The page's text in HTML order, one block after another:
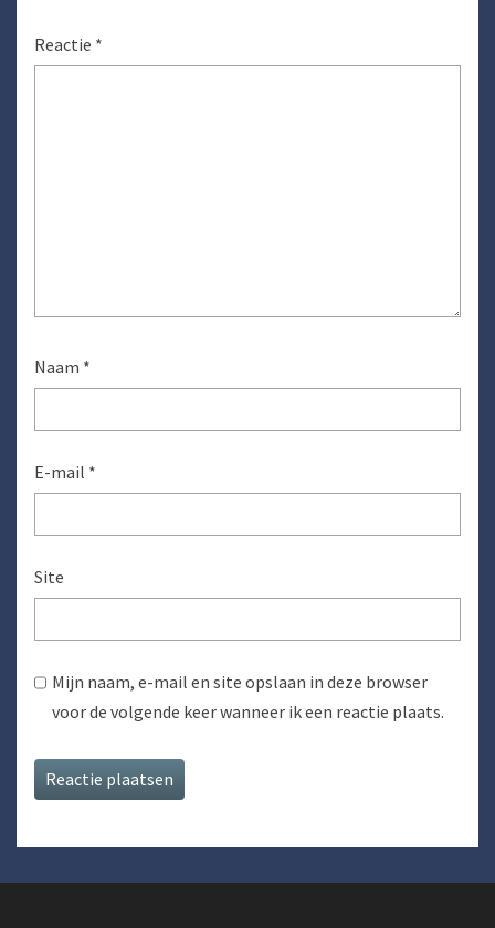
Reactie *
Naam *
E-mail *
Site
Mijn naam, e-mail en site opslaan in deze browser
voor de volgende keer wanneer ik een reactie plaats.